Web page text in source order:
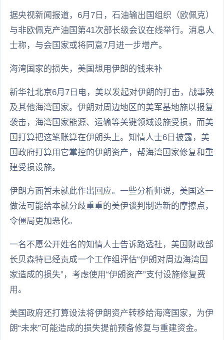
据央视新闻报道，6月7日，石油输出国组织（欧佩克）
与非欧佩克产油国第41次部长级会议在线举行。消息人
士称，与会国家或将同意7月进一步增产。
海湾国家的损失，美国想用伊朗的钱来补
新华社北京6月7日电，美以发起对伊朗的打击，战事殃
及其他海湾国家。伊朗对周边地区的美军基地施以报复
袭击，海湾国家能源、运输等关键领域设施受损，而美
国打算把这笔账算在伊朗头上。知情人士6日披露，美
国政府打算用它掌控的伊朗资产，帮海湾国家修复和重
建受损设施。
伊朗方面暂未就此作出回应。一些分析师说，美国这一
做法可能给本就分歧重重的美伊谈判制造新的摩擦点，
令僵局更加恶化。
一名不愿公开姓名的知情人士告诉路透社，美国财政部
长贝森特已经责成一个工作组评估“伊朗对周边海湾国
家造成的损失”，考虑使用“伊朗资产”支付设施修复费
用。
美国政府还打算设法将伊朗资产转移给海湾国家，为伊
朗“未来”可能造成的损失提前预备修复与重建资金。